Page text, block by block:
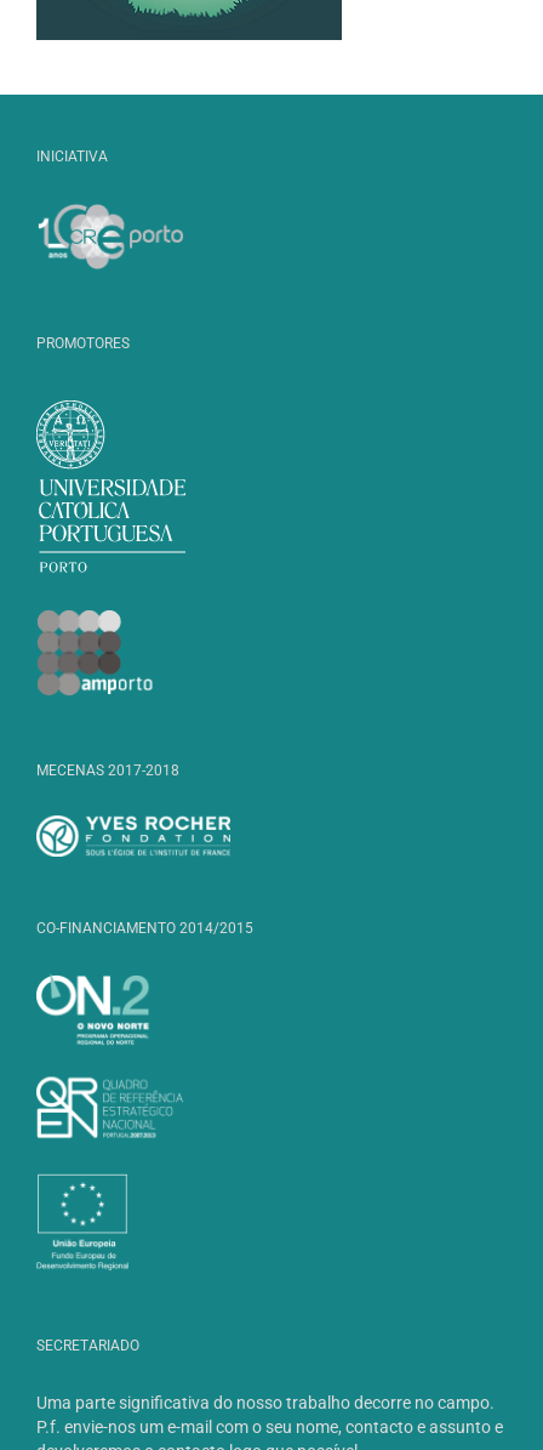
INICIATIVA
PROMOTORES
MECENAS 2017-2018
CO-FINANCIAMENTO 2014/2015
SECRETARIADO
Uma parte significativa do nosso trabalho decorre no campo.
P.f. envie-nos um e-mail com o seu nome, contacto e assunto e